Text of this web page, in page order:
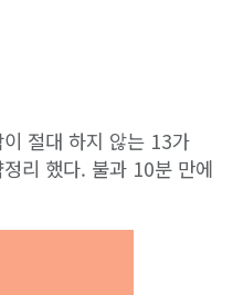
절대 하지 않는 13가
리 했다. 불과 10분 만에